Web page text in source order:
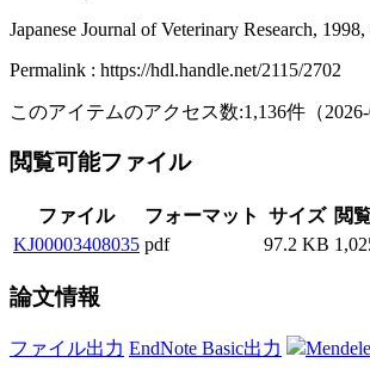
Japanese Journal of Veterinary Research,
Permalink : https://hdl.handle.net/2115/2702
このアイテムのアクセス数:1,136件 （
閲覧可能ファイル
ファイル フォーマット サイズ 閲
KJ00003408035 pdf 97.2 KB
論文情報
ファイル出力 EndNote Basic出力